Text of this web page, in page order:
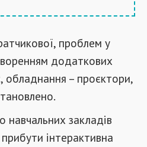
проблем у
додаткових
обладнання – проєктори,
закладів
інтерактивна